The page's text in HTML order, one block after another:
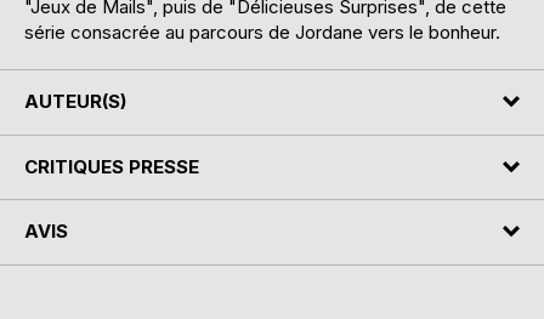
"Jeux de Mails", puis de "Délicieuses Surprises", de cette
série consacrée au parcours de Jordane vers le bonheur.
AUTEUR(S)
CRITIQUES PRESSE
AVIS